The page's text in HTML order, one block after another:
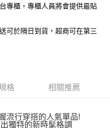
專櫃，專櫃人員將會提供最貼
可於隔日到貨，超商可在第三
格 相關推薦
流行穿搭的人氣單品!
獨特的新時髦格調